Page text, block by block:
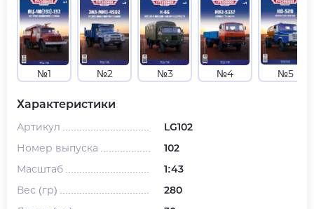
№1 №2 №3 №4 №5
Характеристики
Артикул
LG102
Номер выпуска
102
Масштаб
1:43
Вес (гр)
280